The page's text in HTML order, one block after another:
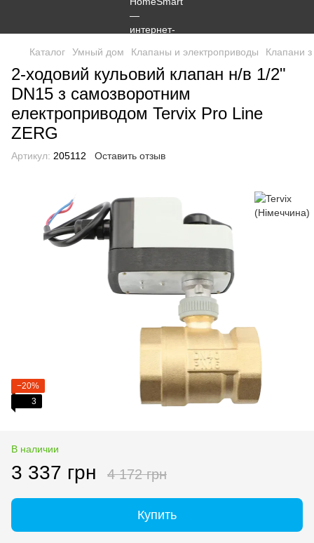
Каталог Умный дом Клапаны и электроприводы Клапани
2-ходовий кульовий клапан н/в 1/2"
DN15 з самозворотним
електроприводом Tervix Pro Line
ZERG
Артикул: 205112 Оставить отзыв
−20%
3
В наличии
3 337 грн 4 172 грн
Купить